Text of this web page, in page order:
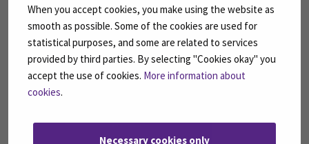
When you accept cookies, you make using the website as
smooth as possible. Some of the cookies are used for
statistical purposes, and some are related to services
provided by third parties. By selecting "Cookies okay" you
accept the use of cookies. More information about
cookies.
Necessary cookies only